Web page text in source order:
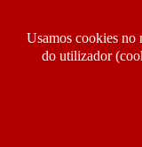
Usamos cookies no
do utilizador